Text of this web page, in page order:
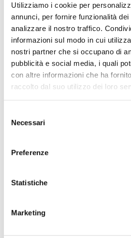
Utilizziamo i cookie per
annunci, per fornire funzionalità
analizzare il nostro traffico.
informazioni sul modo in cui
nostri partner che si occupano di
pubblicità e social media, i quali
con altre informazioni che ha
raccolto dal suo utilizzo dei loro
delNecessari
Preferenze
Statistiche
Marketing